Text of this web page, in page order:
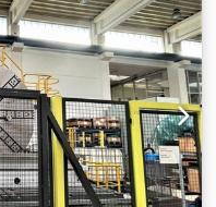
(estimadas) Longitud 0
H Awjpfx Acfjkr
esta página se ha
y entender y, siempre
del fabricante. Si bien
fe, no se puede
no constituye una
Le recomendamos